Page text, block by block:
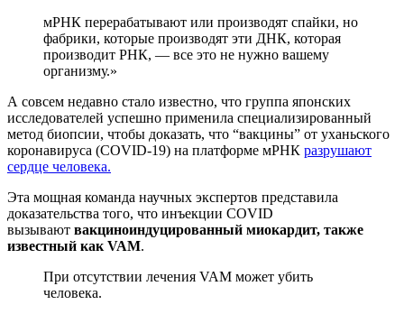
мРНК перерабатывают или производят спайки, но
фабрики, которые производят эти ДНК, которая
производит РНК, — все это не нужно вашему
организму.»
А совсем недавно стало известно, что группа японских
исследователей успешно применила специализированный
метод биопсии, чтобы доказать, что “вакцины” от уханьского
коронавируса (COVID-19) на платформе мРНК разрушают
сердце человека.
Эта мощная команда научных экспертов представила
доказательства того, что инъекции COVID
вызывают вакциноиндуцированный миокардит, также
известный как VAM.
При отсутствии лечения VAM может убить
человека.